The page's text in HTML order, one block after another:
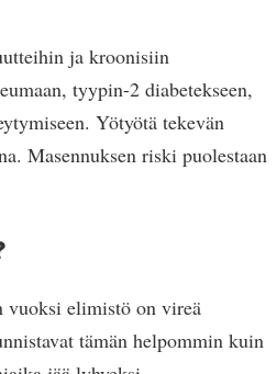
ja kroonisiin
tyypin-2 diabetekseen,
Yötyötä tekevän
Masennuksen riski puolestaan
vuoksi elimistö on vireä
tämän helpommin kuin